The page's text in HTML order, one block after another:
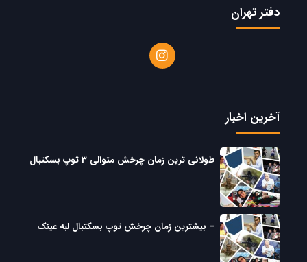
دفتر تهران
آخرین اخبار
طولانی ترین زمان چرخش متوالی 3 توپ بسکتبال
– بیشترین زمان چرخش توپ بسکتبال لبه عینک